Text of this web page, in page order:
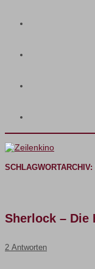
SCHLAGWORTARCHIV:
Sherlock – Die
2 Antworten